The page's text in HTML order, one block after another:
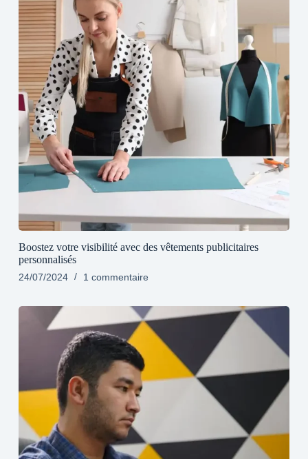
Boostez votre visibilité avec des vêtements publicitaires
personnalisés
24/07/2024 1 commentaire